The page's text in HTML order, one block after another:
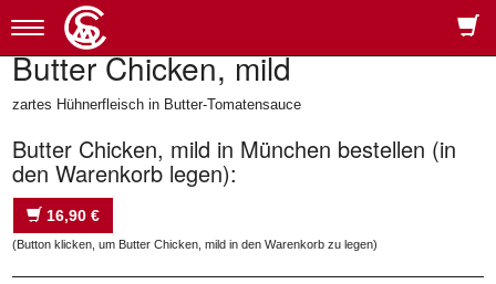
Toggle
navigation
Butter Chicken, mild
zartes Hühnerfleisch in Butter-Tomatensauce
Butter Chicken, mild in München bestellen (in
den Warenkorb legen):
16,90 €
(Button klicken, um Butter Chicken, mild in den Warenkorb zu legen)